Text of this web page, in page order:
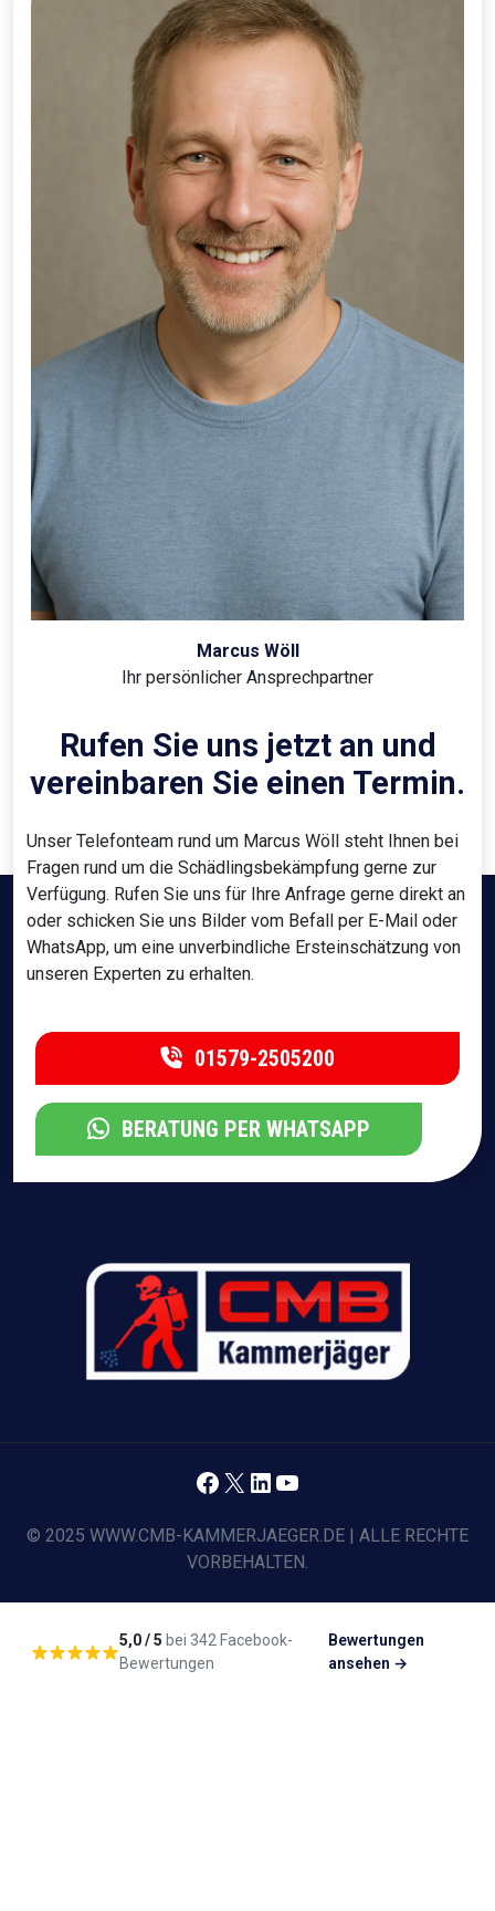
Marcus Wöll
Ihr persönlicher Ansprechpartner
Rufen Sie uns jetzt an und
vereinbaren Sie einen Termin.
Unser Telefonteam rund um Marcus Wöll steht Ihnen bei
Fragen rund um die Schädlingsbekämpfung gerne zur
Verfügung. Rufen Sie uns für Ihre Anfrage gerne direkt an
oder schicken Sie uns Bilder vom Befall per E-Mail oder
WhatsApp, um eine unverbindliche Ersteinschätzung von
unseren Experten zu erhalten.
01579-2505200
BERATUNG PER WHATSAPP
© 2025 WWW.CMB-KAMMERJAEGER.DE | ALLE RECHTE
VORBEHALTEN.
Facebook
X LinkedIn
YouTube
5,0 / 5 bei 342 Facebook-
Bewertungen
Bewertungen
ansehen →